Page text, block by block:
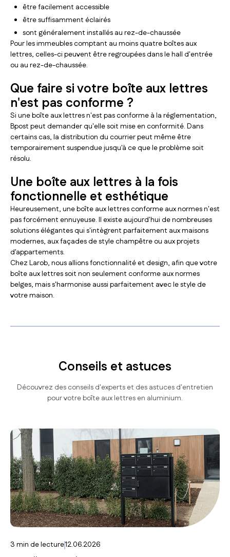
être facilement accessible
être suffisamment éclairés
sont généralement installés au rez-de-chaussée
Pour les immeubles comptant au moins quatre boîtes aux
lettres, celles-ci peuvent être regroupées dans le hall d'entrée
ou au rez-de-chaussée.
Que faire si votre boîte aux lettres
n'est pas conforme ?
Si une boîte aux lettres n'est pas conforme à la réglementation,
Bpost peut demander qu'elle soit mise en conformité. Dans
certains cas, la distribution du courrier peut même être
temporairement suspendue jusqu'à ce que le problème soit
résolu.
Une boîte aux lettres à la fois
fonctionnelle et esthétique
Heureusement, une boîte aux lettres conforme aux normes n'est
pas forcément ennuyeuse. Il existe aujourd'hui de nombreuses
solutions élégantes qui s'intègrent parfaitement aux maisons
modernes, aux façades de style champêtre ou aux projets
d'appartements.
Chez Larob, nous allions fonctionnalité et design, afin que votre
boîte aux lettres soit non seulement conforme aux normes
belges, mais s'harmonise aussi parfaitement avec le style de
votre maison.
Conseils et astuces
Découvrez des conseils d'experts et des astuces d'entretien
pour votre boîte aux lettres en aluminium.
3 min de lecture12.06.2026